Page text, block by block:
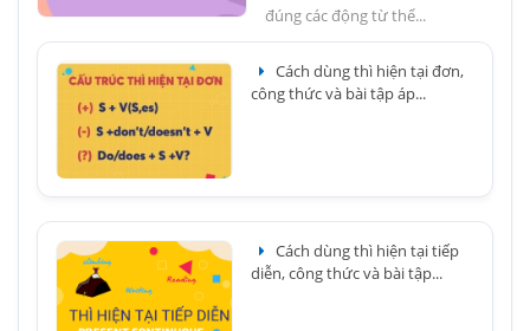
đúng các động từ thể...
Cách dùng thì hiện tại đơn,
công thức và bài tập áp...
Cách dùng thì hiện tại tiếp
diễn, công thức và bài tập...